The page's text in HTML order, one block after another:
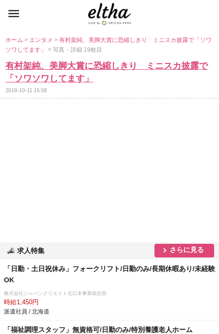
ホーム> エンタメ>有村架純、美脚大賞に恐縮しきり ミニスカ披露で「ソワ
ソワしてます」> 写真・詳細 19枚目
有村架純、美脚大賞に恐縮しきり ミニスカ披露で
「ソワソワしてます」
2018-10-11 15:58
求人特集 さらに見る
「日勤・土日祝休み」フォークリフト/日勤のみ/長期休暇あり/未経験
OK
株式会社ジャパンクリエイト北日本事業統括部
時給1,450円
派遣社員 / 北海道
「福祉調理スタッフ」無資格可/日勤のみ/特別養護老人ホーム